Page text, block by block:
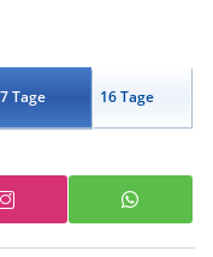
7 Tage 16 Tage